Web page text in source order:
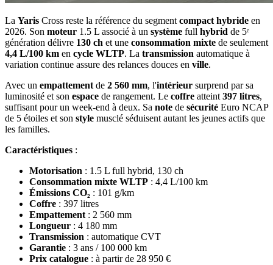
La Yaris Cross reste la référence du segment compact hybride en
2026. Son moteur 1.5 L associé à un système full hybrid de 5ᵉ
génération délivre 130 ch et une consommation mixte de seulement
4,4 L/100 km en cycle WLTP. La transmission automatique à
variation continue assure des relances douces en ville.
Avec un empattement de 2 560 mm, l'intérieur surprend par sa
luminosité et son espace de rangement. Le coffre atteint 397 litres,
suffisant pour un week-end à deux. Sa note de sécurité Euro NCAP
de 5 étoiles et son style musclé séduisent autant les jeunes actifs que
les familles.
Caractéristiques :
Motorisation : 1.5 L full hybrid, 130 ch
Consommation mixte WLTP : 4,4 L/100 km
Émissions CO₂ : 101 g/km
Coffre : 397 litres
Empattement : 2 560 mm
Longueur : 4 180 mm
Transmission : automatique CVT
Garantie : 3 ans / 100 000 km
Prix catalogue : à partir de 28 950 €